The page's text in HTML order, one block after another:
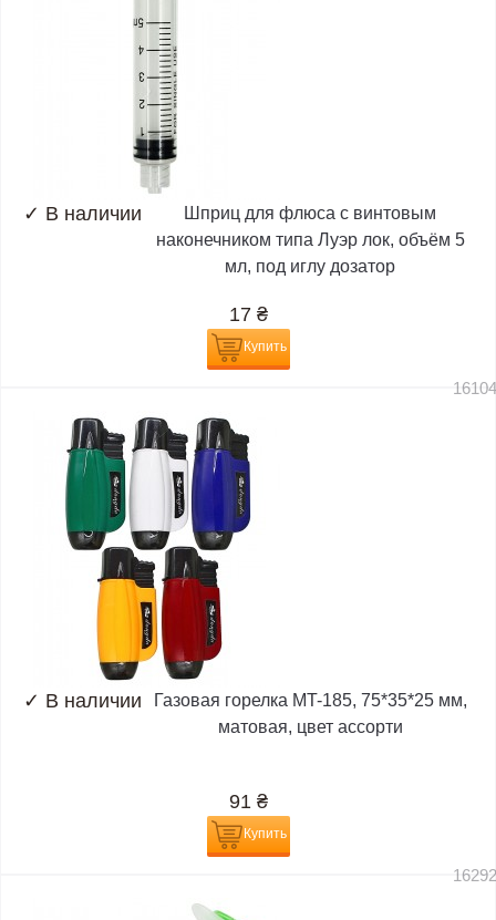
✓ В наличии
Шприц для флюса с винтовым
наконечником типа Луэр лок, объём 5
мл, под иглу дозатор
17 ₴
Купить
✓ В наличии
Газовая горелка MT-185, 75*35*25 мм,
матовая, цвет ассорти
91 ₴
Купить